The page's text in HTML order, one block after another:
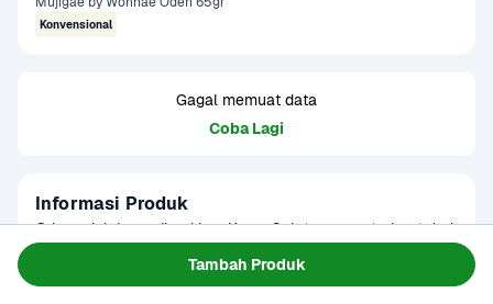
Tambah Produk
Konvensional
Gagal memuat data
Coba Lagi
Informasi Produk
Oden adalah cemilan khas Korea Selatan yang terbuat dari
rempah-rempah. Oden Mujigae menghadirkan kenikmatan